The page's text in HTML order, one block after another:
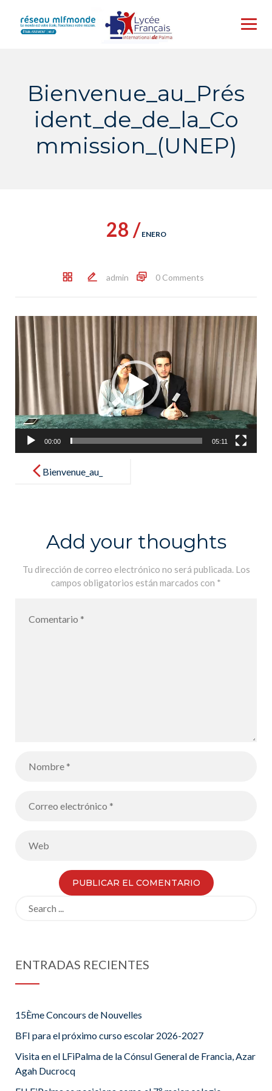
content
Bienvenue_au_Prés
ident_de_de_la_Co
mmission_(UNEP)
28 / ENERO
admin 0 Comments
Reproductor
de
vídeo
00:00 05:11
navigationBienvenue_au_
Add your thoughts
Tu dirección de correo electrónico no será publicada. Los
campos obligatorios están marcados con *
ENTRADAS RECIENTES
15Ème Concours de Nouvelles
BFI para el próximo curso escolar 2026-2027
Visita en el LFiPalma de la Cónsul General de Francia, Azar
Agah Ducrocq